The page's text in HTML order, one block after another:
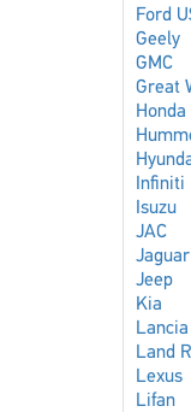
Ford
Geely
GMC
Great
Honda
Infiniti
Isuzu
JAC
Jaguar
Jeep
Kia
Lancia
Land
Lexus
Lifan